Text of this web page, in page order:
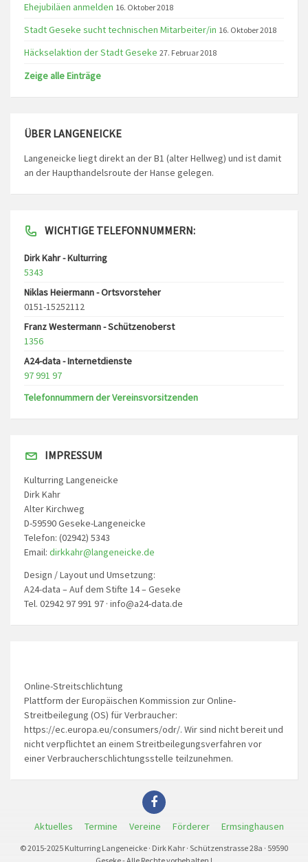
Ehejubiläen anmelden 16. Oktober 2018
Stadt Geseke sucht technischen Mitarbeiter/in 16. Oktober 2018
Häckselaktion der Stadt Geseke 27. Februar 2018
Zeige alle Einträge
ÜBER LANGENEICKE
Langeneicke liegt direkt an der B1 (alter Hellweg) und ist damit
an der Haupthandelsroute der Hanse gelegen.
WICHTIGE TELEFONNUMMERN:
Dirk Kahr - Kulturring
5343
Niklas Heiermann - Ortsvorsteher
0151-15252112
Franz Westermann - Schützenoberst
1356
A24-data - Internetdienste
97 991 97
Telefonnummern der Vereinsvorsitzenden
IMPRESSUM
Kulturring Langeneicke
Dirk Kahr
Alter Kirchweg
D-59590 Geseke-Langeneicke
Telefon: (02942) 5343
Email: dirkkahr@langeneicke.de
Design / Layout und Umsetzung:
A24-data – Auf dem Stifte 14 – Geseke
Tel. 02942 97 991 97 · info@a24-data.de
Online-Streitschlichtung
Plattform der Europäischen Kommission zur Online-
Streitbeilegung (OS) für Verbraucher:
https://ec.europa.eu/consumers/odr/. Wir sind nicht bereit und
nicht verpflichtet an einem Streitbeilegungsverfahren vor
einer Verbraucherschlichtungsstelle teilzunehmen.
Aktuelles Termine Vereine Förderer Ermsinghausen
© 2015-2025 Kulturring Langeneicke · Dirk Kahr · Schützenstrasse 28a · 59590